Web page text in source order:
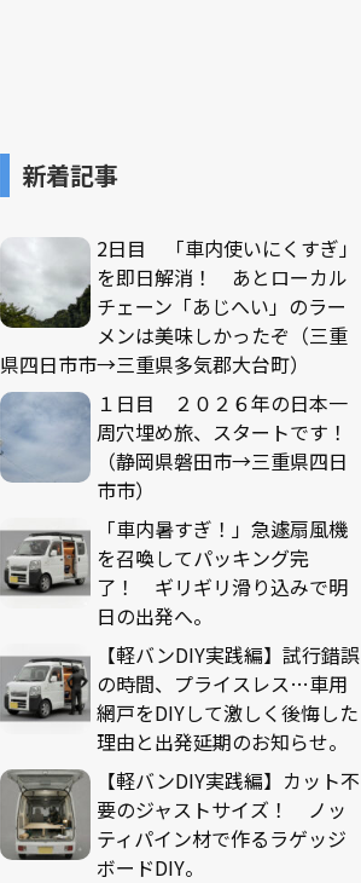
新着記事
2日目 「車内使いにくすぎ」
を即日解消！ あとローカル
チェーン「あじへい」のラー
メンは美味しかったぞ（三重
県四日市市→三重県多気郡大台町）
１日目 ２０２６年の日本一
周穴埋め旅、スタートです！
（静岡県磐田市→三重県四日
市市）
「車内暑すぎ！」急遽扇風機
を召喚してパッキング完
了！ ギリギリ滑り込みで明
日の出発へ。
【軽バンDIY実践編】試行錯誤
の時間、プライスレス…車用
網戸をDIYして激しく後悔した
理由と出発延期のお知らせ。
【軽バンDIY実践編】カット不
要のジャストサイズ！ ノッ
ティパイン材で作るラゲッジ
ボードDIY。